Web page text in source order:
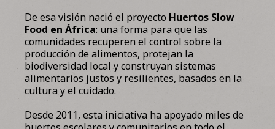
De esa visión nació el proyecto Huertos Slow
Food en África: una forma para que las
comunidades recuperen el control sobre la
producción de alimentos, protejan la
biodiversidad local y construyan sistemas
alimentarios justos y resilientes, basados en la
cultura y el cuidado.
Desde 2011, esta iniciativa ha apoyado miles de